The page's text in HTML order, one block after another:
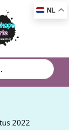
2022
NL